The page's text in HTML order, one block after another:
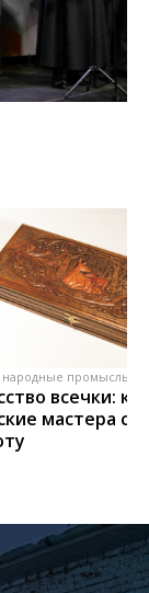
народные промыслы,
всечки: как
мастера